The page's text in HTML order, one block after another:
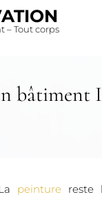
– Tout corps
bâtiment
peinture reste